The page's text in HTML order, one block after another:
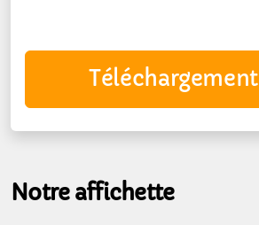
Téléchargement
Notre affichette